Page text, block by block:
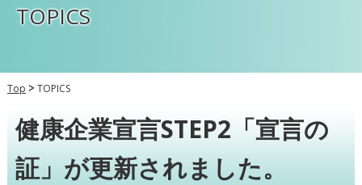
TOPICS
Top TOPICS
健康企業宣言STEP2「宣言の
証」が更新されました。